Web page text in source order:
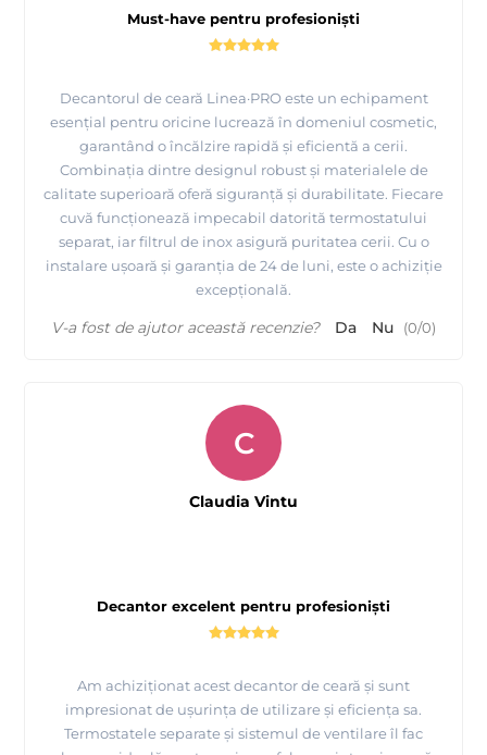
Must-have pentru profesioniști
Decantorul de ceară Linea·PRO este un echipament
esențial pentru oricine lucrează în domeniul cosmetic,
garantând o încălzire rapidă și eficientă a cerii.
Combinația dintre designul robust și materialele de
calitate superioară oferă siguranță și durabilitate. Fiecare
cuvă funcționează impecabil datorită termostatului
separat, iar filtrul de inox asigură puritatea cerii. Cu o
instalare ușoară și garanția de 24 de luni, este o achiziție
excepțională.
V-a fost de ajutor această recenzie? Da Nu (0/0)
Decantor excelent pentru profesioniști
Am achiziționat acest decantor de ceară și sunt
impresionat de ușurința de utilizare și eficiența sa.
Termostatele separate și sistemul de ventilare îl fac
C
Claudia Vintu